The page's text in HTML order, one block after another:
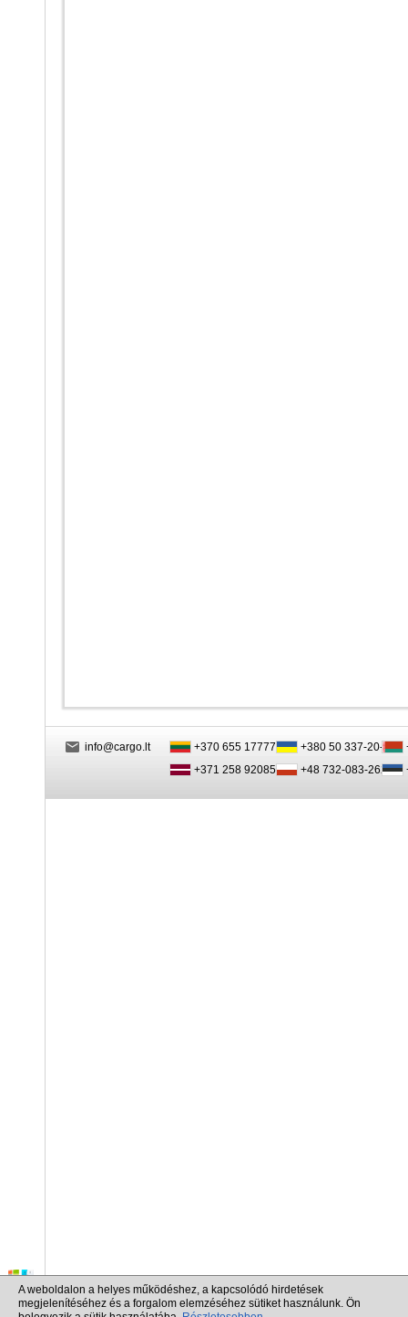
info@cargo.lt
+370 655 17777
+371 258 92085
+380 50 337-20-47
+48 732-083-262
A weboldalon a helyes működéshez, a kapcsolódó hirdetések
megjelenítéséhez és a forgalom elemzéséhez sütiket használunk. Ön